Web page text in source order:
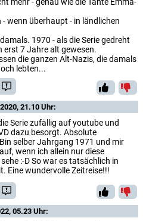
- wenn überhaupt - in ländlichen
1970 - als die Serie gedreht
erst 7 Jahre alt gewesen.
die ganzen Alt-Nazis, die damals
lebten...
21.10 Uhr:
Serie zufällig auf youtube und
dazu besorgt. Absolute
selber Jahrgang 1971 und mir
wenn ich allein nur diese
:-D So war es tatsächlich in
Eine wundervolle Zeitreise!!!
05.23 Uhr: